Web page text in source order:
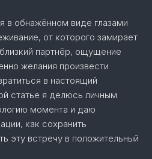
в обнажённом виде глазами
от которого замирает
партнёр, ощущение
желания произвести
в настоящий
статье я делюсь личным
момента и даю
как сохранить
эту встречу в положительный